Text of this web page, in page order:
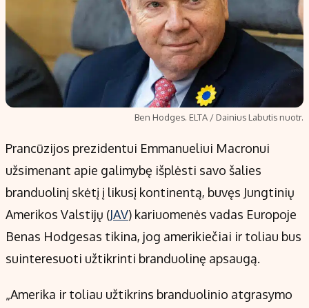
Migracija
Įdomios naujienos
Redakcija
Apie mus
Privatumo politika
Turinio žymėjimo taisyklės
Kontaktai
Regionų naujienos
Indėlių palūkanos
Ben Hodges. ELTA / Dainius Labutis nuotr.
Prancūzijos prezidentui Emmanueliui Macronui
užsimenant apie galimybę išplėsti savo šalies
branduolinį skėtį į likusį kontinentą, buvęs Jungtinių
Amerikos Valstijų (JAV) kariuomenės vadas Europoje
Benas Hodgesas tikina, jog amerikiečiai ir toliau bus
suinteresuoti užtikrinti branduolinę apsaugą.
„Amerika ir toliau užtikrins branduolinio atgrasymo